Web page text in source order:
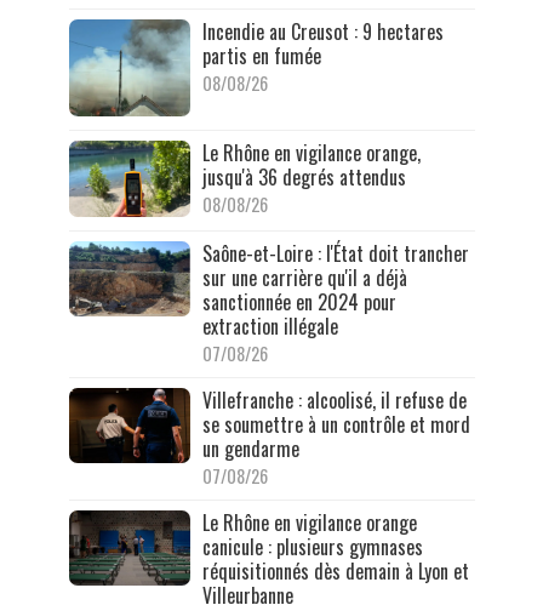
Incendie au Creusot : 9 hectares
partis en fumée
08/08/26
Le Rhône en vigilance orange,
jusqu'à 36 degrés attendus
08/08/26
Saône-et-Loire : l'État doit trancher
sur une carrière qu'il a déjà
sanctionnée en 2024 pour
extraction illégale
07/08/26
Villefranche : alcoolisé, il refuse de
se soumettre à un contrôle et mord
un gendarme
07/08/26
Le Rhône en vigilance orange
canicule : plusieurs gymnases
réquisitionnés dès demain à Lyon et
Villeurbanne